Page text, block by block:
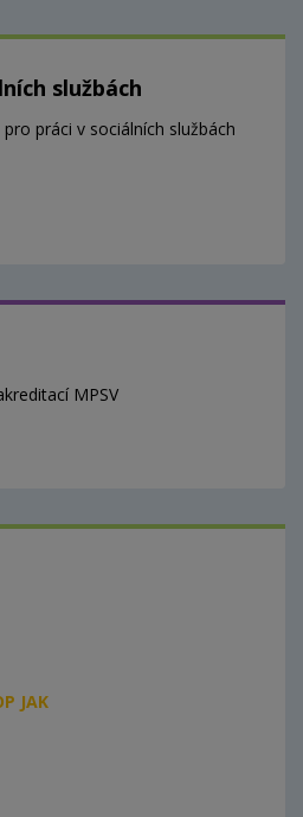
službách
práci v sociálních službách
MPSV
JAK